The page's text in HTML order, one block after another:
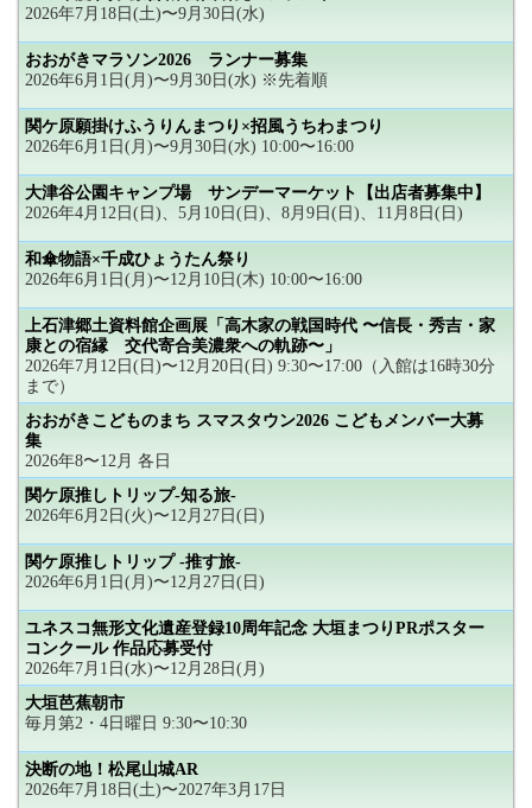
2026年7月18日(土)〜9月30日(水)
おおがきマラソン2026 ランナー募集
2026年6月1日(月)〜9月30日(水) ※先着順
関ケ原願掛けふうりんまつり×招風うちわまつり
2026年6月1日(月)〜9月30日(水) 10:00〜16:00
大津谷公園キャンプ場 サンデーマーケット【出店者募集中】
2026年4月12日(日)、5月10日(日)、8月9日(日)、11月8日(日)
和傘物語×千成ひょうたん祭り
2026年6月1日(月)〜12月10日(木) 10:00〜16:00
上石津郷土資料館企画展「高木家の戦国時代 〜信長・秀吉・家
康との宿縁 交代寄合美濃衆への軌跡〜」
2026年7月12日(日)〜12月20日(日) 9:30〜17:00（入館は16時30分
まで）
おおがきこどものまち スマスタウン2026 こどもメンバー大募
集
2026年8〜12月 各日
関ケ原推しトリップ-知る旅-
2026年6月2日(火)〜12月27日(日)
関ケ原推しトリップ -推す旅-
2026年6月1日(月)〜12月27日(日)
ユネスコ無形文化遺産登録10周年記念 大垣まつりPRポスター
コンクール 作品応募受付
2026年7月1日(水)〜12月28日(月)
大垣芭蕉朝市
毎月第2・4日曜日 9:30〜10:30
決断の地！松尾山城AR
2026年7月18日(土)〜2027年3月17日